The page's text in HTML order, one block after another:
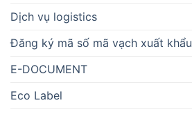
Dịch vụ logistics
Đăng ký mã số mã vạch xuất khẩu
E-DOCUMENT
Eco Label